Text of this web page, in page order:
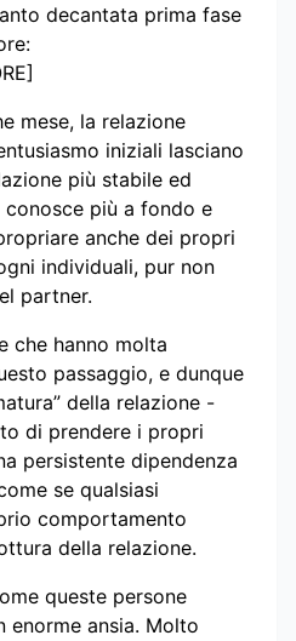
decantata prima fase
mese, la relazione
iniziali lasciano
più stabile ed
più a fondo e
anche dei propri
individuali, pur non
partner.
che hanno molta
passaggio, e dunque
della relazione -
di prendere i propri
persistente dipendenza
se qualsiasi
comportamento
della relazione.
queste persone
ansia. Molto